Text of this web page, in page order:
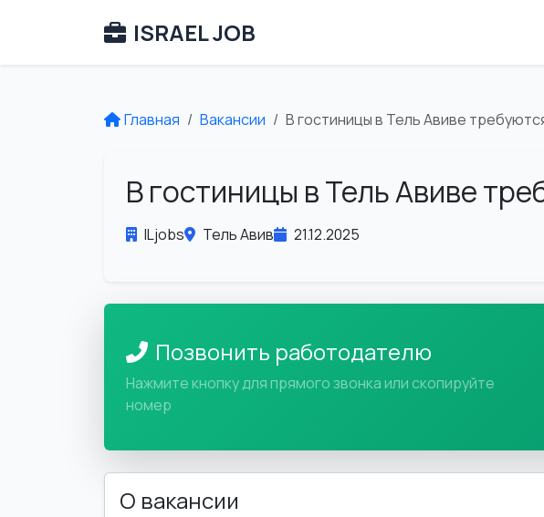
ISRAEL JOB
Главная Вакансии В гостиницы в Тель Авиве
В гостиницы в Тель Авиве
ILjobs Тель Авив 21.12.2025
Позвонить работодателю
Нажмите кнопку для прямого звонка или скопируйте
номер
О вакансии